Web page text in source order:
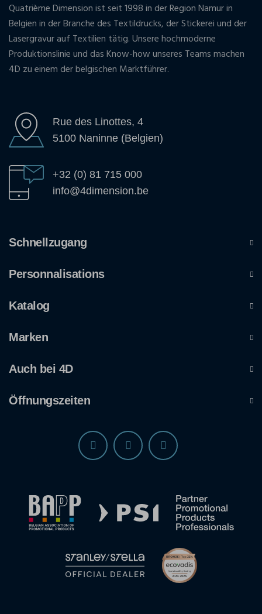
Quatrième Dimension ist seit 1998 in der Region Namur in
Belgien in der Branche des Textildrucks, der Stickerei und der
Lasergravur auf Textilien tätig. Unsere hochmoderne
Produktionslinie und das Know-how unseres Teams machen
4D zu einem der belgischen Marktführer.
Rue des Linottes, 4
5100 Naninne (Belgien)
+32 (0) 81 715 000
info@4dimension.be
Schnellzugang
Personnalisations
Katalog
Marken
Auch bei 4D
Öffnungszeiten